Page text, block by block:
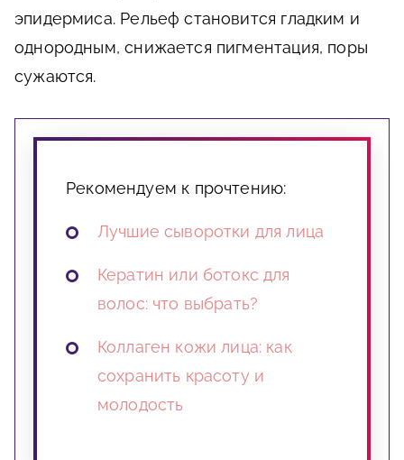
эпидермиса. Рельеф становится гладким и
однородным, снижается пигментация, поры
сужаются.
Рекомендуем к прочтению:
Лучшие сыворотки для лица
Кератин или ботокс для
волос: что выбрать?
Коллаген кожи лица: как
сохранить красоту и
молодость